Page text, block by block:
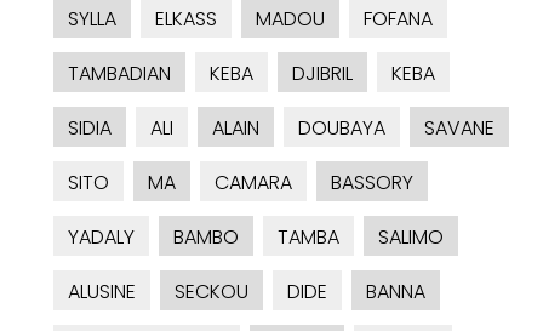
SYLLA
ELKASS MADOU
FOFANA
TAMBADIAN
KEBA DJIBRIL
KEBA
SIDIA
ALI ALAIN DOUBAYA
SAVANE
SITO
MA CAMARA
BASSORY
YADALY
BAMBO TAMBA
SALIMO
ALUSINE
SECKOU DIDE
BANNA